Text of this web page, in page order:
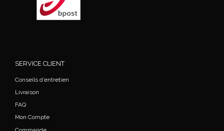
SERVICE CLIENT
Conseils d’entretien
Livraison
FAQ
Mon Compte